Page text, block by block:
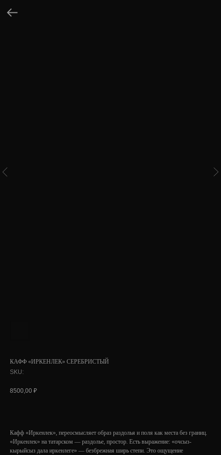
КАФФ «ИРКЕНЛЕК» СЕРЕБРИСТЫЙ
SKU:
8500,00 ₽
Кафф «Иркенлек», переосмысляет образ раздолья и поля как места без границ.
«Иркенлек» на татарском — раздолье, простор. Есть выражение: «очсыз-
кырыйсыз дала иркенлеге» — безбрежная ширь степи. Это ощущение